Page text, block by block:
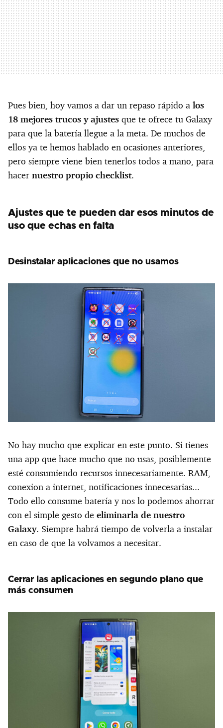
Pues bien, hoy vamos a dar un repaso rápido a los
18 mejores trucos y ajustes que te ofrece tu Galaxy
para que la batería llegue a la meta. De muchos de
ellos ya te hemos hablado en ocasiones anteriores,
pero siempre viene bien tenerlos todos a mano, para
hacer nuestro propio checklist.
Ajustes que te pueden dar esos minutos de
uso que echas en falta
Desinstalar aplicaciones que no usamos
No hay mucho que explicar en este punto. Si tienes
una app que hace mucho que no usas, posiblemente
esté consumiendo recursos innecesariamente. RAM,
conexion a internet, notificaciones innecesarias...
Todo ello consume batería y nos lo podemos ahorrar
con el simple gesto de eliminarla de nuestro
Galaxy. Siempre habrá tiempo de volverla a instalar
en caso de que la volvamos a necesitar.
Cerrar las aplicaciones en segundo plano que
más consumen